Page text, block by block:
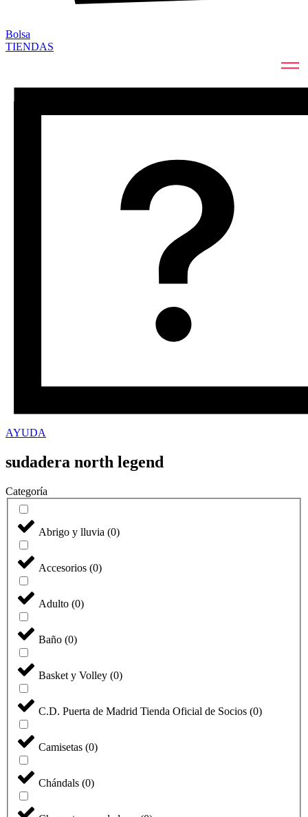
Bolsa
TIENDAS
AYUDA
sudadera north legend
Categoría
Abrigo y lluvia (0)
Accesorios (0)
Adulto (0)
Baño (0)
Basket y Volley (0)
C.D. Puerta de Madrid Tienda Oficial de Socios (0)
Camisetas (0)
Chándals (0)